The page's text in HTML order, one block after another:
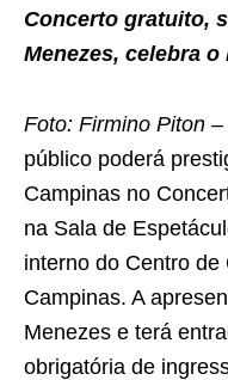
Concerto gratuito,
Menezes, celebra o
Foto: Firmino Piton –
público poderá
Campinas no
na Sala de
interno do Centro
Campinas. A
Menezes e terá
obrigatória de